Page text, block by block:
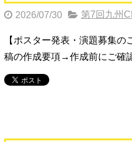
2026/07/30 第7回九州
【ポスター発表・演題募集
稿の作成要項→作成前にご